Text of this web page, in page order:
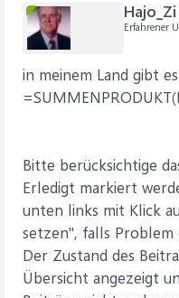
Hajo_Zi
Erfahrener
in meinem Land gibt
Bitte berücksichtige
Erledigt markiert
unten links mit Klick
setzen", falls Problem
Der Zustand des
Übersicht angezeigt